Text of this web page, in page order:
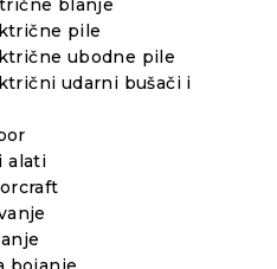
blanje
pile
ubodne pile
udarni bušači i
alati